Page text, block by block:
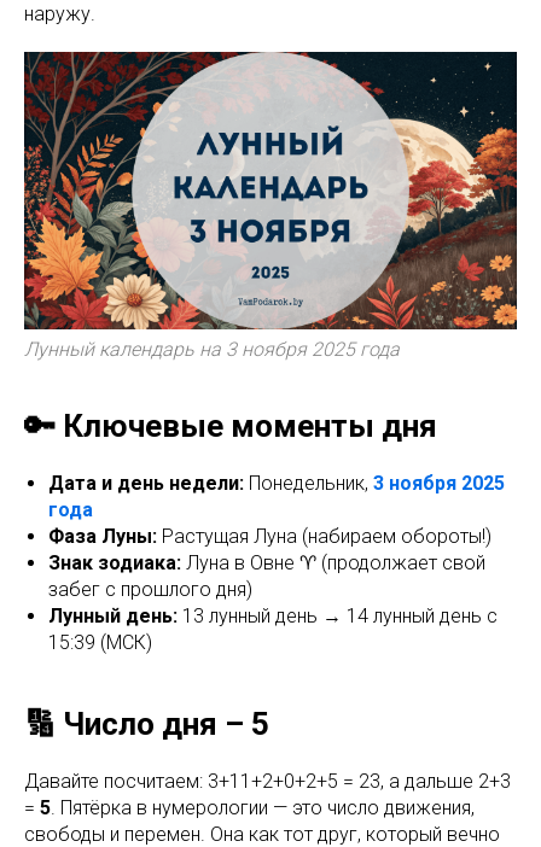
наружу.
Лунный календарь на 3 ноября 2025 года
🔑 Ключевые моменты дня
Дата и день недели: Понедельник, 3 ноября 2025
года
Фаза Луны: Растущая Луна (набираем обороты!)
Знак зодиака: Луна в Овне ♈ (продолжает свой
забег с прошлого дня)
Лунный день: 13 лунный день → 14 лунный день с
15:39 (МСК)
🔢 Число дня – 5
Давайте посчитаем: 3+11+2+0+2+5 = 23, а дальше 2+3
= 5 . Пятёрка в нумерологии — это число движения,
свободы и перемен. Она как тот друг, который вечно